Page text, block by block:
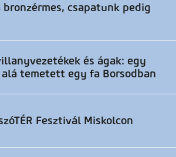
bronzérmes, csapatunk pedig
és ágak: egy
temetett egy fa Borsodban
Fesztivál Miskolcon